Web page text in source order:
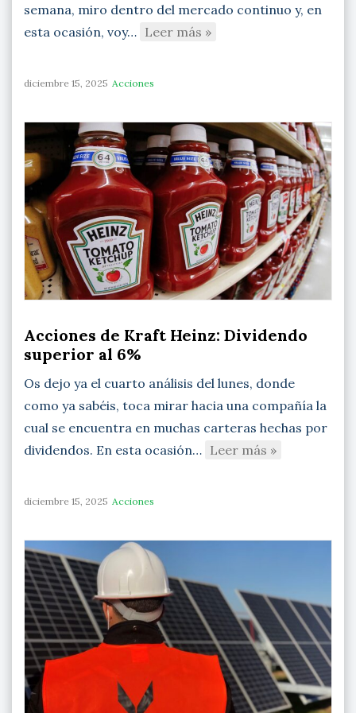
semana, miro dentro del mercado continuo y, en
esta ocasión, voy… Leer más »
diciembre 15, 2025 Acciones
Acciones de Kraft Heinz: Dividendo
superior al 6%
Os dejo ya el cuarto análisis del lunes, donde
como ya sabéis, toca mirar hacia una compañía la
cual se encuentra en muchas carteras hechas por
dividendos. En esta ocasión… Leer más »
diciembre 15, 2025 Acciones